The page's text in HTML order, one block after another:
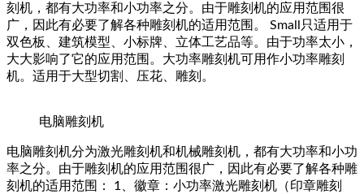
刻机，都有大功率和小功率之分。由于雕刻机的应用范围很
广，因此有必要了解各种雕刻机的适用范围。 Small只适用于
双色板、建筑模型、小标牌、立体工艺品等。由于功率太小，
大大影响了它的应用范围。大功率雕刻​​机可用作小功率雕刻
机。适用于大型切割、压花、雕刻。
电脑雕刻机
电脑雕刻机分为激光雕刻机和机械雕刻机，都有大功率和小功
率之分。由于雕刻机的应用范围很广，因此有必要了解各种雕
刻机的适用范围： 1、徽章：小功率激光雕刻机（印章雕刻